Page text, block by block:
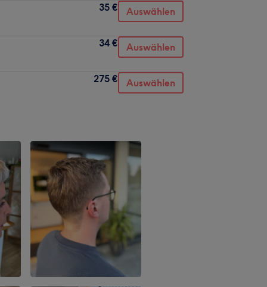
35 € Auswählen
34 € Auswählen
275 € Auswählen